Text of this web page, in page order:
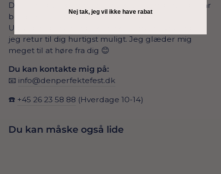
Du er altid velkommen til at skrive til mig, hvis du har
brug for hjælp.
Udfyld nedenstående kontaktformular, så vender
jeg retur til dig hurtigst muligt. Jeg glæder mig
meget til at høre fra dig 😊
Du kan kontakte mig på:
📧 info@denperfektefest.dk
☎️ +45 26 23 58 88 (Hverdage 10-14)
Du kan måske også lide
Nej tak, jeg vil ikke have rabat